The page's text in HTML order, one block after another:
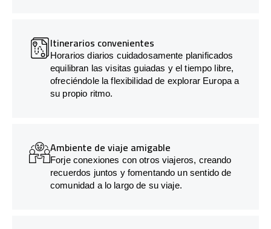
Itinerarios convenientes
Horarios diarios cuidadosamente planificados
equilibran las visitas guiadas y el tiempo libre,
ofreciéndole la flexibilidad de explorar Europa a
su propio ritmo.
Ambiente de viaje amigable
Forje conexiones con otros viajeros, creando
recuerdos juntos y fomentando un sentido de
comunidad a lo largo de su viaje.